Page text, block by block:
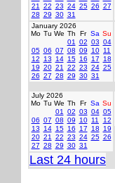
21
22 23 24 25 26 27
28 29 30 31
January 2026
Mo Tu We Th Fr Sa Su
01
02 03 04
05 06 07 08 09 10 11
12
13 14 15 16 17
18
19 20 21 22 23 24 25
26 27 28 29 30 31
July 2026
Mo Tu We Th Fr Sa Su
01
02 03 04 05
06 07 08 09 10 11
12
13
14 15 16 17 18
19
20 21 22 23 24 25 26
27 28 29 30 31
Last 24 hours